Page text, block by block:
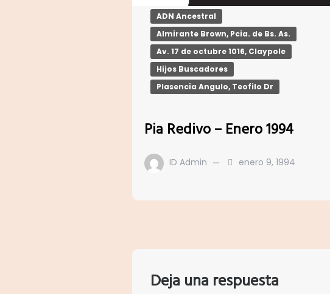
ADN Ancestral
Almirante Brown, Pcia. de Bs. As.
Av. 17 de octubre 1016, Claypole
Hijos Buscadores
Plasencia Angulo, Teofilo Dr
Pia Redivo – Enero 1994
ID Admin enero 9, 1994
Deja una respuesta